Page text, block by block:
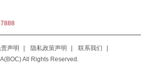
声明 隐私政策声明 联系我们
All Rights Reserved.